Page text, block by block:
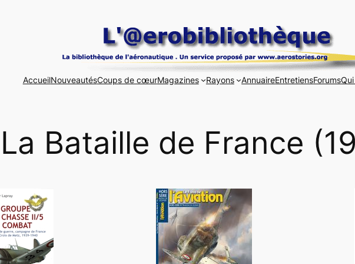
AccueilNouveautésCoups de cœurMagazines Rayons AnnuaireEntretiensForums
La Bataille de France